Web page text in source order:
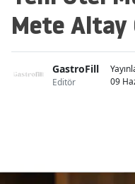
Mete Altay
GastroFill
Editör
09